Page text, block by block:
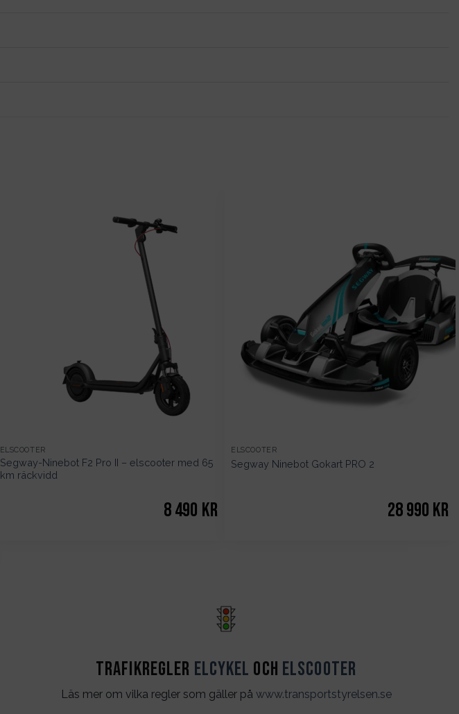
ELSCOOTER
Segway-Ninebot F2 Pro II – elscooter med 65
km räckvidd
8 490 kr
ELSCOOTER
Segway Ninebot Gokart PRO 2
28 990 kr
Trafikregler Elcykel och Elscooter
Läs mer om vilka regler som gäller på www.transportstyrelsen.se